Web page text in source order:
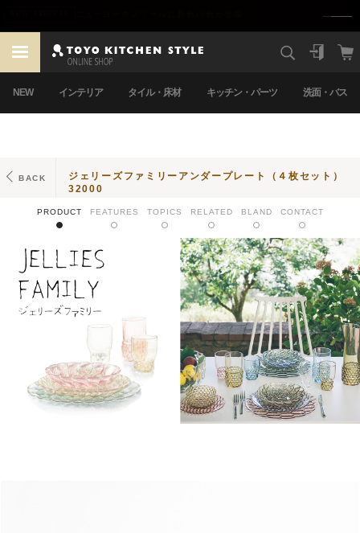
NEW インテリア タイル・床材 キッチン・パーツ 洗面・バス
BACK
ジェリーズファミリーアンダープレート（４枚セット）
32000
PRODUCT FEATURES TOPICS RELATED BLAND CONTACT